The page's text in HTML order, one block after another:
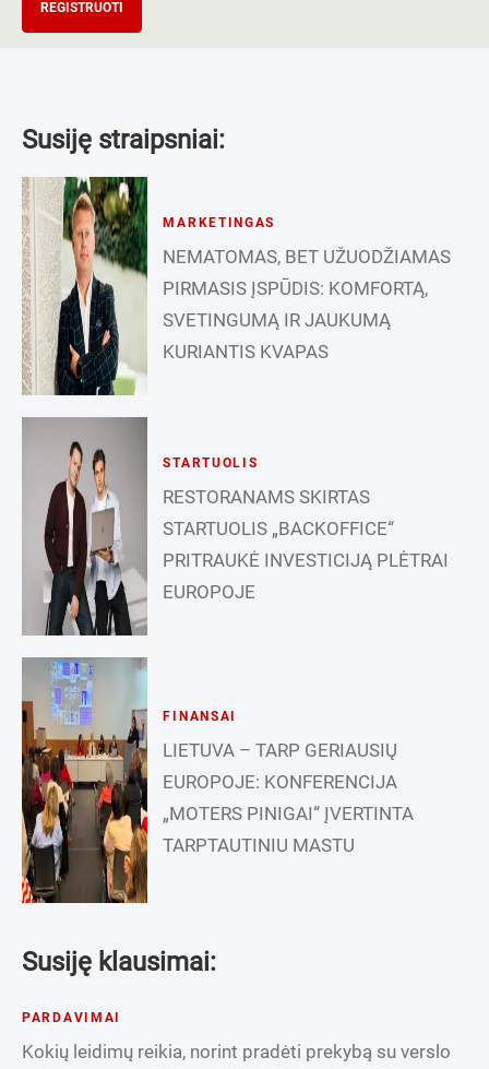
REGISTRUOTI
Susiję straipsniai:
MARKETINGAS
NEMATOMAS, BET UŽUODŽIAMAS
PIRMASIS ĮSPŪDIS: KOMFORTĄ,
SVETINGUMĄ IR JAUKUMĄ
KURIANTIS KVAPAS
STARTUOLIS
RESTORANAMS SKIRTAS
STARTUOLIS „BACKOFFICE“
PRITRAUKĖ INVESTICIJĄ PLĖTRAI
EUROPOJE
FINANSAI
LIETUVA – TARP GERIAUSIŲ
EUROPOJE: KONFERENCIJA
„MOTERS PINIGAI“ ĮVERTINTA
TARPTAUTINIU MASTU
Susiję klausimai:
PARDAVIMAI
Kokių leidimų reikia, norint pradėti prekybą su verslo